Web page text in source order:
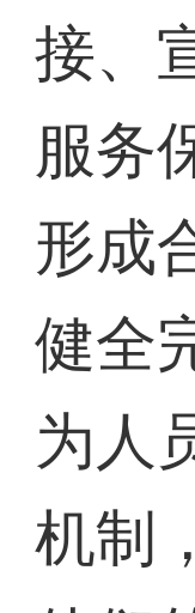
接、
服务
形成
健全
为人
机制